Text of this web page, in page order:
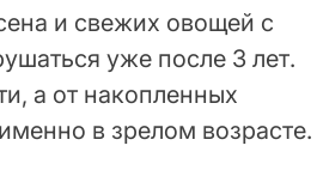
и свежих овощей с
уже после 3 лет.
а от накопленных
в зрелом возрасте.